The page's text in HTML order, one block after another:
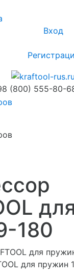
Вход
8 (800) 555-80-
180
для пружин